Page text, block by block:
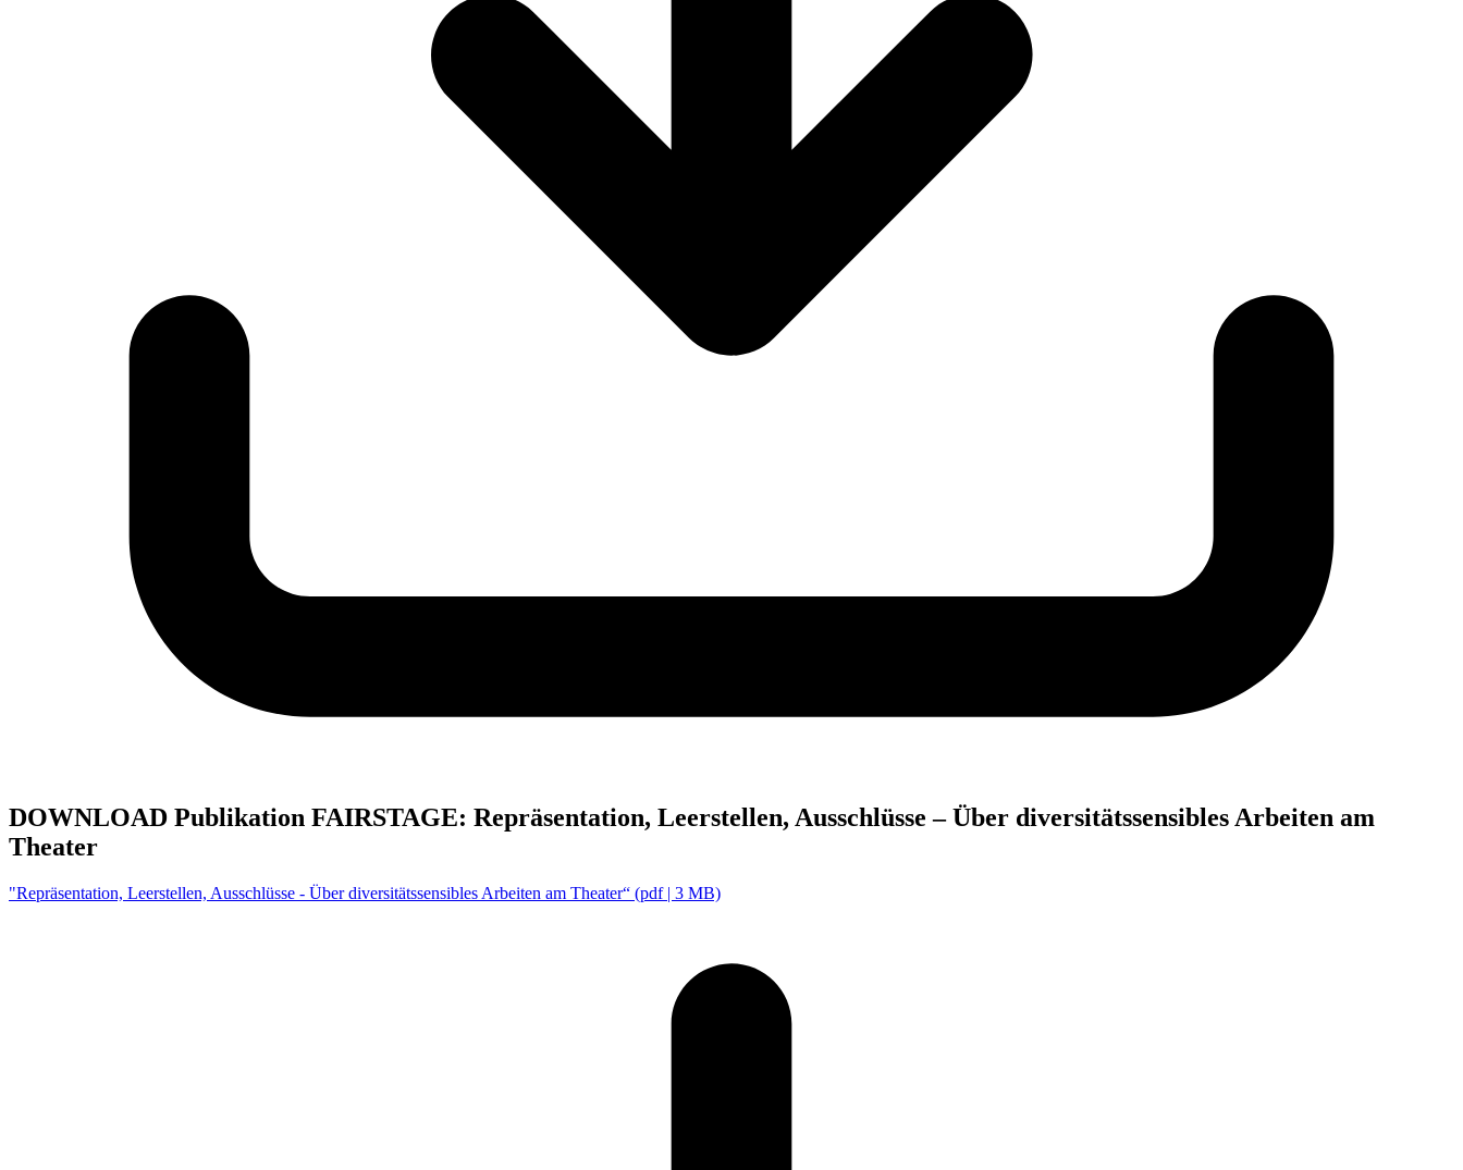
DOWNLOAD Publikation FAIRSTAGE: Repräsentation, Leerstellen, Ausschlüsse – Über diversitätssensibles Arbeiten am
Theater
"Repräsentation, Leerstellen, Ausschlüsse - Über diversitätssensibles Arbeiten am Theater“ (pdf | 3 MB)